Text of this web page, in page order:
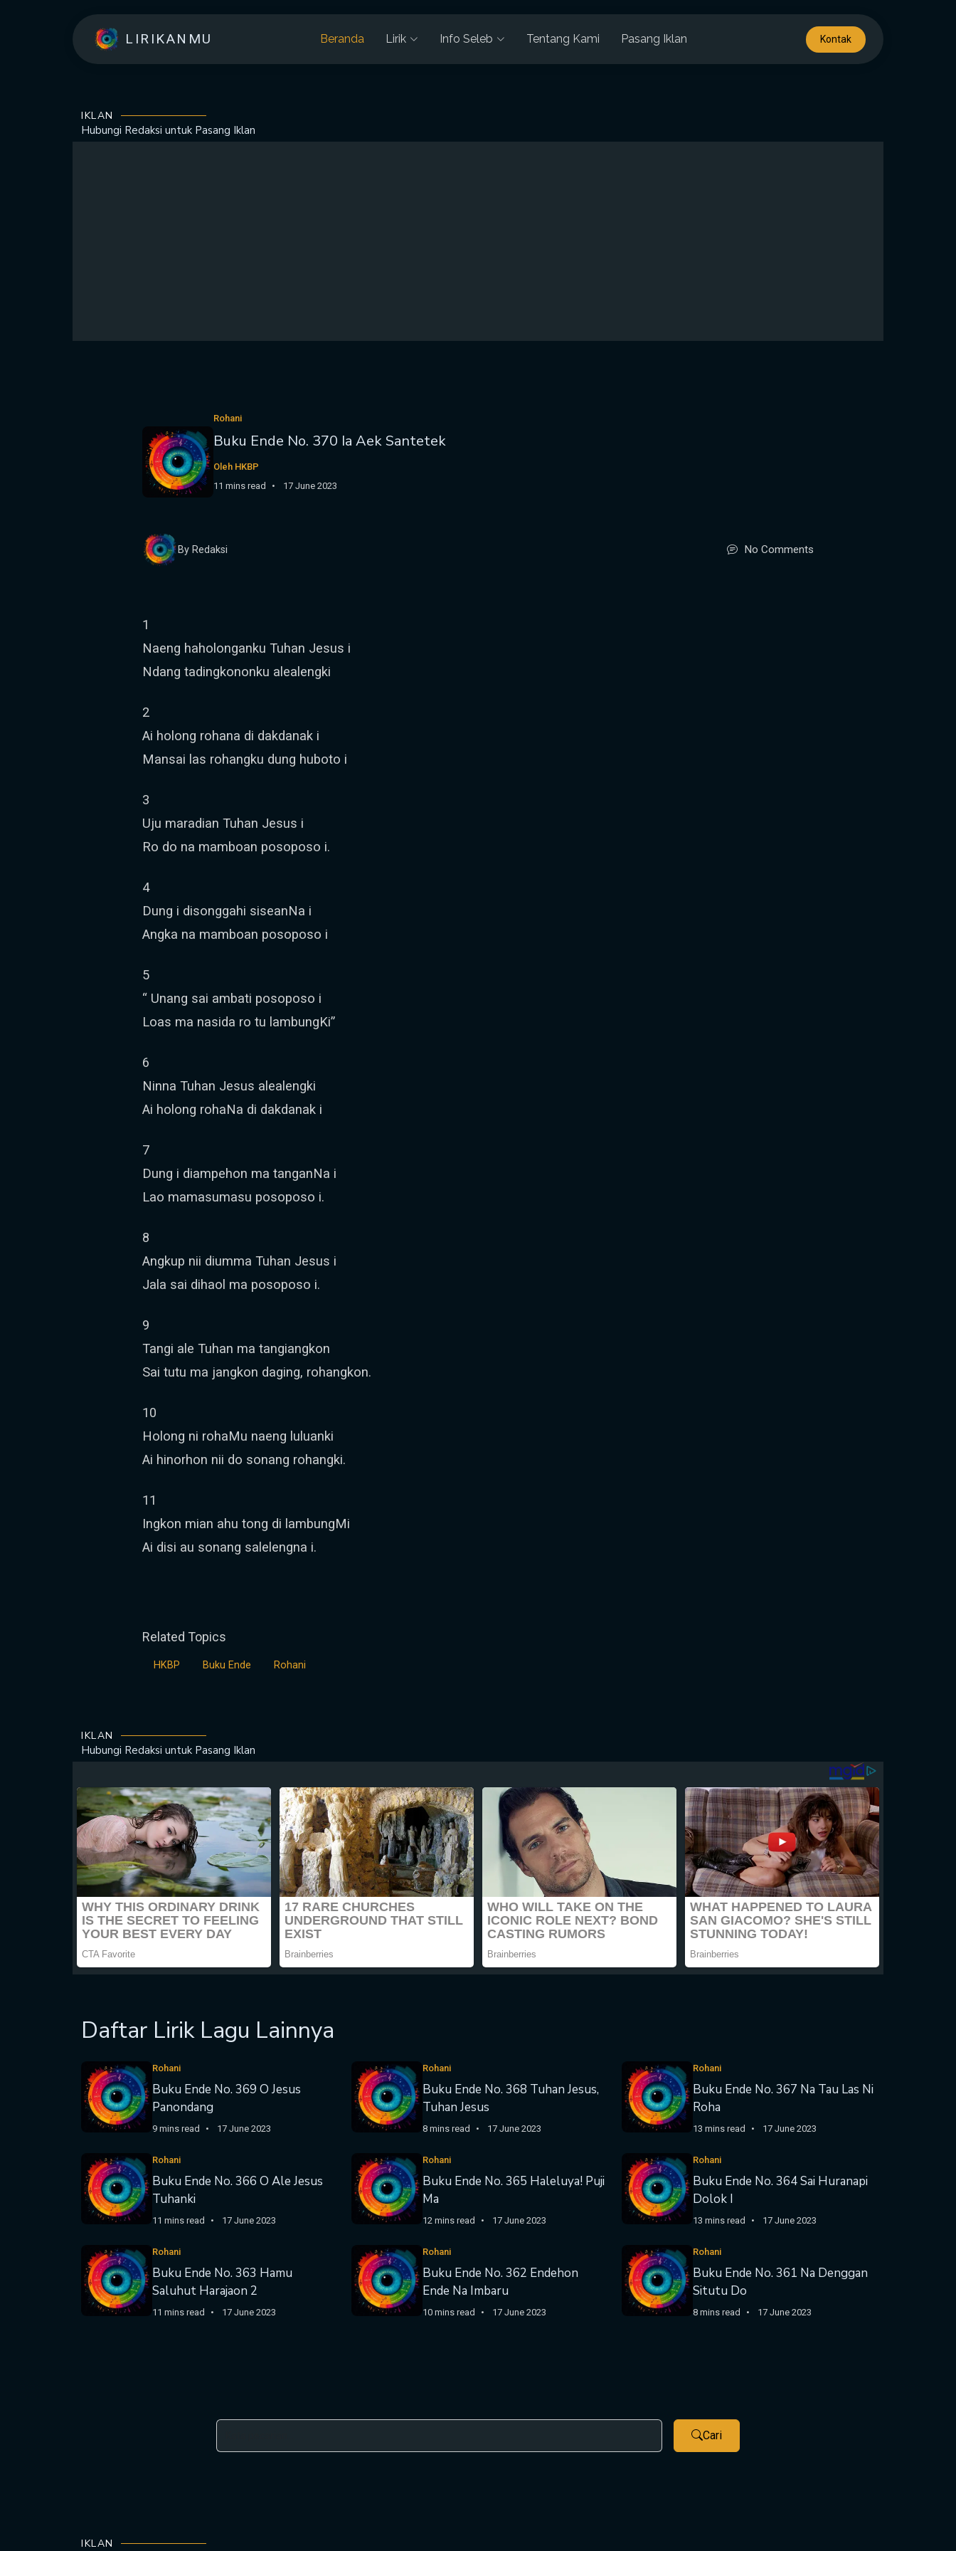
LIRIKANMU Beranda Lirik Info Seleb Tentang Kami Pasang Iklan Kontak
IKLAN
Hubungi Redaksi untuk Pasang Iklan
Rohani
Buku Ende No. 370 Ia Aek Santetek
Oleh HKBP
11 mins read
17 June 2023
By Redaksi No Comments
1
Naeng haholonganku Tuhan Jesus i
Ndang tadingkononku alealengki
2
Ai holong rohana di dakdanak i
Mansai las rohangku dung huboto i
3
Uju maradian Tuhan Jesus i
Ro do na mamboan posoposo i.
4
Dung i disonggahi siseanNa i
Angka na mamboan posoposo i
5
“ Unang sai ambati posoposo i
Loas ma nasida ro tu lambungKi”
6
Ninna Tuhan Jesus alealengki
Ai holong rohaNa di dakdanak i
7
Dung i diampehon ma tanganNa i
Lao mamasumasu posoposo i.
8
Angkup nii diumma Tuhan Jesus i
Jala sai dihaol ma posoposo i.
9
Tangi ale Tuhan ma tangiangkon
Sai tutu ma jangkon daging, rohangkon.
10
Holong ni rohaMu naeng luluanki
Ai hinorhon nii do sonang rohangki.
11
Ingkon mian ahu tong di lambungMi
Ai disi au sonang salelengna i.
Related Topics
HKBP Buku Ende Rohani
IKLAN
Hubungi Redaksi untuk Pasang Iklan
Daftar Lirik Lagu Lainnya
Rohani
Buku Ende No. 369 O Jesus
Panondang
9 mins read 17 June 2023
Rohani
Buku Ende No. 368 Tuhan Jesus,
Tuhan Jesus
8 mins read 17 June 2023
Rohani
Buku Ende No. 367 Na Tau Las Ni
Roha
13 mins read 17 June 2023
Rohani
Buku Ende No. 366 O Ale Jesus
Tuhanki
11 mins read 17 June 2023
Rohani
Buku Ende No. 365 Haleluya! Puji
Ma
12 mins read 17 June 2023
Rohani
Buku Ende No. 364 Sai Huranapi
Dolok I
13 mins read 17 June 2023
Rohani
Buku Ende No. 363 Hamu
Saluhut Harajaon 2
11 mins read 17 June 2023
Rohani
Buku Ende No. 362 Endehon
Ende Na Imbaru
10 mins read 17 June 2023
Rohani
Buku Ende No. 361 Na Denggan
Situtu Do
8 mins read 17 June 2023
Cari
IKLAN